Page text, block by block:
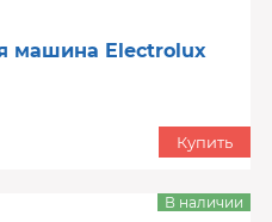
машина Electrolux
Купить
В наличии